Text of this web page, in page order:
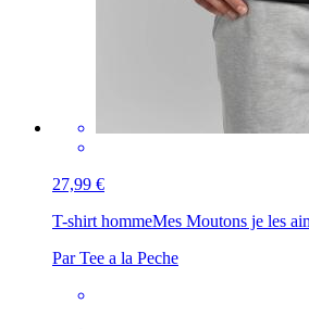
27,99 €
T-shirt hommeMes Moutons je les
Par Tee a la Peche